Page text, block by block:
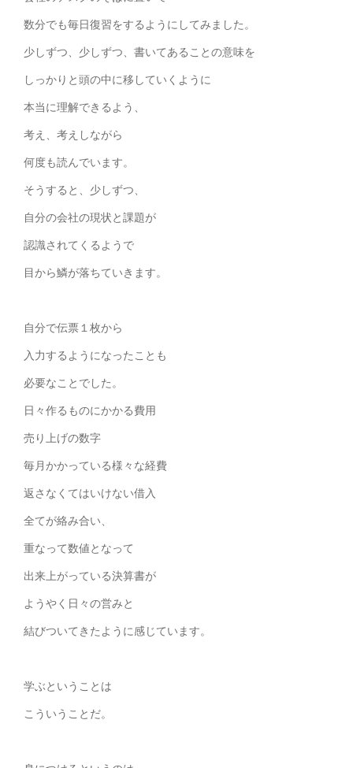
数分でも毎日復習をするようにしてみました。
少しずつ、少しずつ、書いてあることの意味を
しっかりと頭の中に移していくように
本当に理解できるよう、
考え、考えしながら
何度も読んでいます。
そうすると、少しずつ、
自分の会社の現状と課題が
認識されてくるようで
目から鱗が落ちていきます。
自分で伝票１枚から
入力するようになったことも
必要なことでした。
日々作るものにかかる費用
売り上げの数字
毎月かかっている様々な経費
返さなくてはいけない借入
全てが絡み合い、
重なって数値となって
出来上がっている決算書が
ようやく日々の営みと
結びついてきたように感じています。
学ぶということは
こういうことだ。